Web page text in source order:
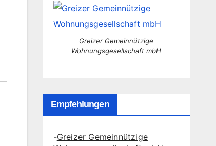
Greizer Gemeinnützige
Wohnungsgesellschaft mbH
Empfehlungen
-Greizer Gemeinnützige